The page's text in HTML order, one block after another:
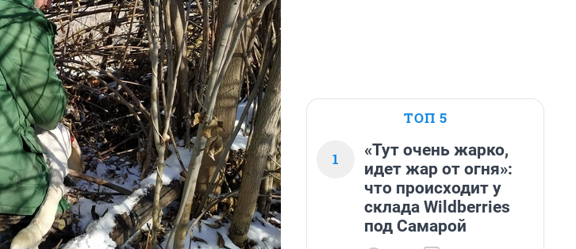
ТОП 5
1
«Тут очень жарко,
идет жар от огня»:
что происходит у
склада Wildberries
под Самарой